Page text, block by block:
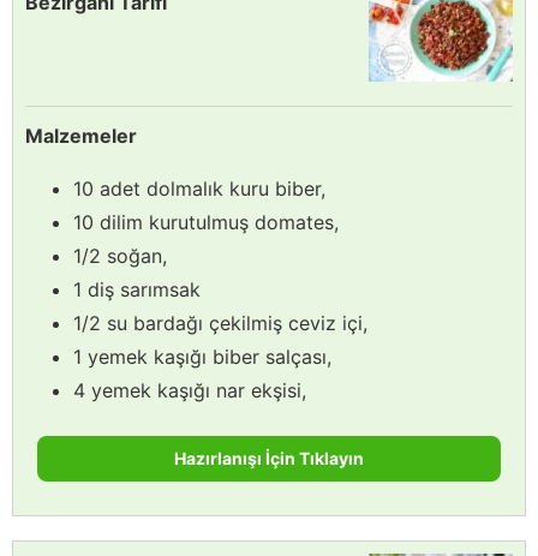
Malzemeler
10 adet dolmalık kuru biber,
10 dilim kurutulmuş domates,
1/2 soğan,
1 diş sarımsak
1/2 su bardağı çekilmiş ceviz içi,
1 yemek kaşığı biber salçası,
4 yemek kaşığı nar ekşisi,
Hazırlanışı İçin Tıklayın